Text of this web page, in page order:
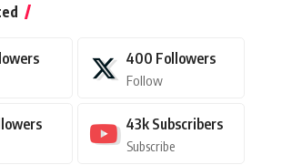
400 Followers
Follow
43k Subscribers
Subscribe